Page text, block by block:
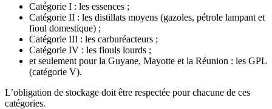
Catégorie I : les essences ;
Catégorie II : les distillats moyens (gazoles, pétrole lampant et
fioul domestique) ;
Catégorie III : les carburéacteurs ;
Catégorie IV : les fiouls lourds ;
et seulement pour la Guyane, Mayotte et la Réunion : les GPL
(catégorie V).
L’obligation de stockage doit être respectée pour chacune de ces
catégories.